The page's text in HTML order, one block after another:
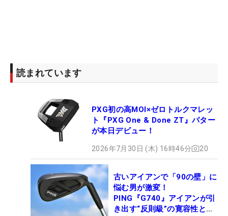
読まれています
PXG初の高MOI×ゼロトルクマレッ
ト『PXG One & Done ZT』パター
が本日デビュー！
2026年7月30日 (木) 16時46分 20
古いアイアンで「90の壁」に
悩む男が激変！
PING『G740』アイアンが引
き出す“反則級”の寛容性と飛